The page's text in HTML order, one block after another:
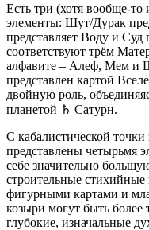
Есть три (хотя вообще-
элементы: Шут/Дурак
представляет Воду и Суд
соответствуют трём
алфавите – Алеф, Мем и
представлен картой
двойную роль,
планетой ♄ Сатурн.
С кабалистической
представлены четырьмя
себе значительно
строительные
фигурными картами и
козыри могут быть более
глубокие, изначальные